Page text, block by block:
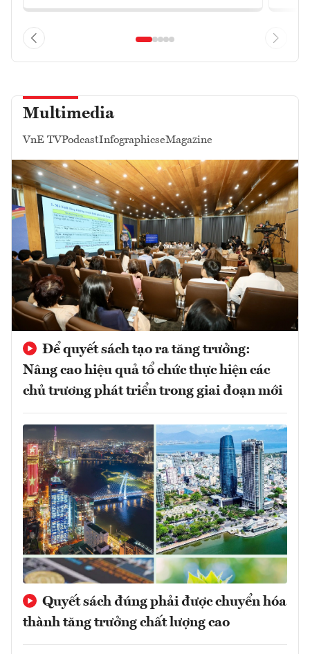
Multimedia
VnE TVPodcastInfographicseMagazine
Để quyết sách tạo ra tăng trưởng:
Nâng cao hiệu quả tổ chức thực hiện các
chủ trương phát triển trong giai đoạn mới
Quyết sách đúng phải được chuyển hóa
thành tăng trưởng chất lượng cao